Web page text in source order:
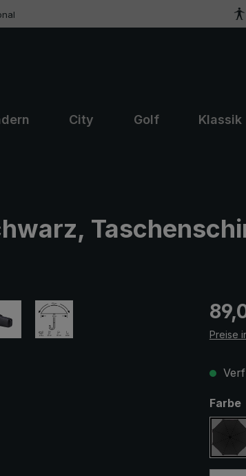
City Golf Klassik
Preise
Farbe